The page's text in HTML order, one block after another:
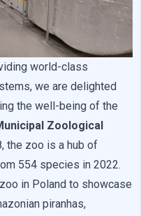
world-class
we are delighted
the well-being of the
Zoological
the zoo is a hub of
554 species in 2022.
in Poland to showcase
piranhas,
позволяют
изменяет
сайта, например,
в котором находится
владельцам веб-
взаимодействуют
анонимную